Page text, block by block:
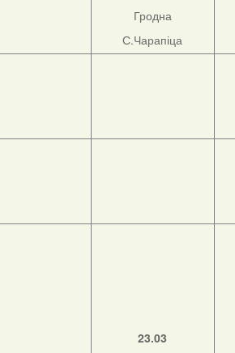
Гродна
С.Чарапіца
23.03